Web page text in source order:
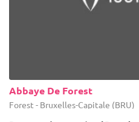
Abbaye De Forest
Forest - Bruxelles-Capitale (BRU)